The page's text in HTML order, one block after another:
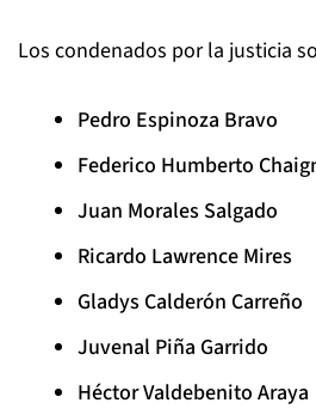
Los condenados por la justicia
Pedro Espinoza Bravo
Federico Humberto
Juan Morales Salgado
Ricardo Lawrence Mires
Gladys Calderón Carreño
Juvenal Piña Garrido
Héctor Valdebenito Araya